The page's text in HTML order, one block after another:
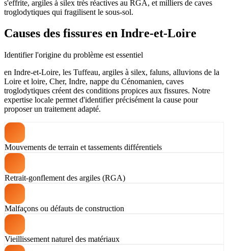
s'effrite, argiles à silex très réactives au RGA, et milliers de caves
troglodytiques qui fragilisent le sous-sol.
Causes des fissures en Indre-et-Loire
Identifier l'origine du problème est essentiel
en Indre-et-Loire, les Tuffeau, argiles à silex, faluns, alluvions de la
Loire et loire, Cher, Indre, nappe du Cénomanien, caves
troglodytiques créent des conditions propices aux fissures. Notre
expertise locale permet d'identifier précisément la cause pour
proposer un traitement adapté.
Mouvements de terrain et tassements différentiels
Retrait-gonflement des argiles (RGA)
Malfaçons ou défauts de construction
Vieillissement naturel des matériaux